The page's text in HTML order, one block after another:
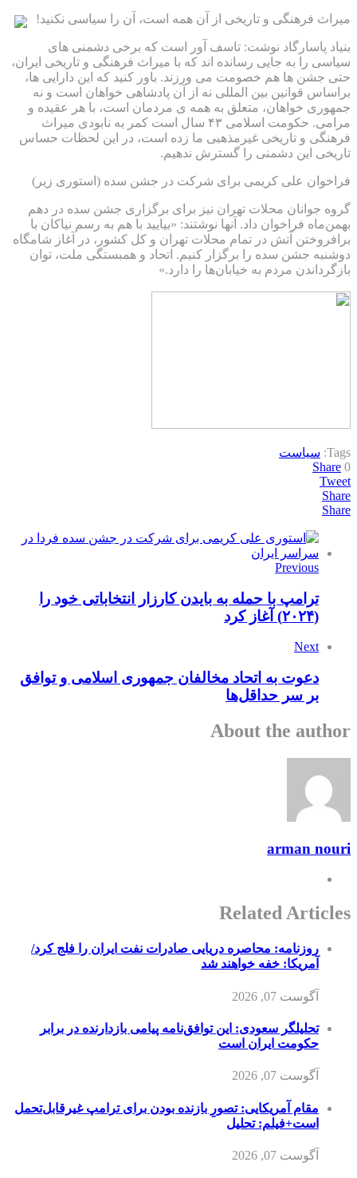
میراث فرهنگی و تاریخی از آن همه است، آن را سیاسی نکنید!
بنیاد پاسارگاد نوشت: تاسف آور است که برخی دشمنی های
سیاسی را به جایی رسانده اند که با میراث فرهنگی و تاریخی ایران،
حتی جشن ها هم خصومت می ورزند. باور کنید که این دارایی ها،
براساس قوانین بین المللی نه از آن پادشاهی خواهان است و نه
جمهوری خواهان، متعلق به همه ی مردمان است، با هر عقیده و
مرامی. حکومت اسلامی ۴۳ سال است کمر به نابودی میراث
فرهنگی و تاریخی غیرمذهبی ما زده است، در این لحظات حساس
تاریخی این دشمنی را گسترش ندهیم.
فراخوان علی کریمی برای شرکت در جشن سده (استوری زیر)
گروه جوانان محلات تهران نیز برای برگزاری جشن سده در دهم
بهمن‌ماه فراخوان داد. آنها نوشتند: «بیایید با هم به رسم نیاکان با
برافروختن آتش در تمام محلات تهران و کل کشور، در آغاز شامگاه
دوشنبه جشن سده را برگزار کنیم. اتحاد و همبستگی ملت، توان
بازگرداندن مردم به خیابان‌ها را دارد.»
Tags: سیاست
Share 0
Tweet
Share
Share
Previous
ترامپ با حمله به بایدن کارزار انتخاباتی خود را
(۲۰۲۴) آغاز کرد
Next
دعوت به اتحاد مخالفان جمهوری اسلامی و توافق
بر سر حداقل‌ها
About the author
arman nouri
Related Articles
روزنامه: محاصره دریایی صادرات نفت ایران را فلج کرد/
آمریکا: خفه خواهند شد
آگوست 07, 2026
تحلیلگر سعودی: این توافق‌نامه پیامی بازدارنده در برابر
حکومت ایران است
آگوست 07, 2026
مقام آمریکایی: تصورِ بازنده بودن برای ترامپ غیرقابل‌تحمل
است+فیلم: تحلیل
آگوست 07, 2026